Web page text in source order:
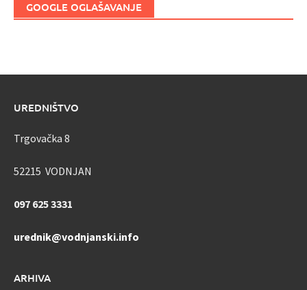
GOOGLE OGLAŠAVANJE
UREDNIŠTVO
Trgovačka 8
52215 VODNJAN
097 625 3331
urednik@vodnjanski.info
ARHIVA